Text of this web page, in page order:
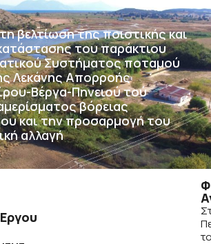
βελτίωση της ποιοτικής και
του παράκτιου
Συστήματος ποταμού
Λεκάνης Απορροής
Βέργα-Πηνειού τού
βόρειας
και την προσαρμογή του
αλλαγή